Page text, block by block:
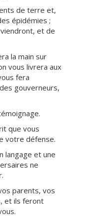
de terre et,
épidémies ;
et de
la main sur
vous livrera aux
fera
gouverneurs,
que vous
votre défense.
langage et une
ne
parents, vos
et ils feront